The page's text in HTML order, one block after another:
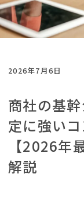
2026年7月6日
商社の基
定に強い
【2026年
解説